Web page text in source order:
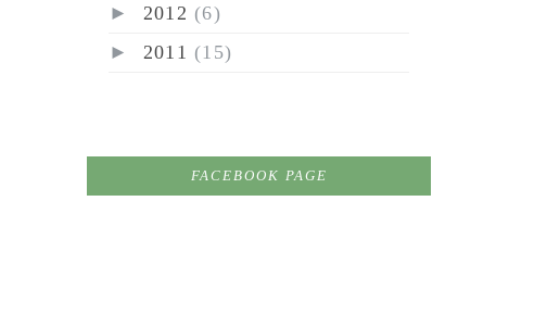
► 2012 (6)
► 2011 (15)
FACEBOOK PAGE